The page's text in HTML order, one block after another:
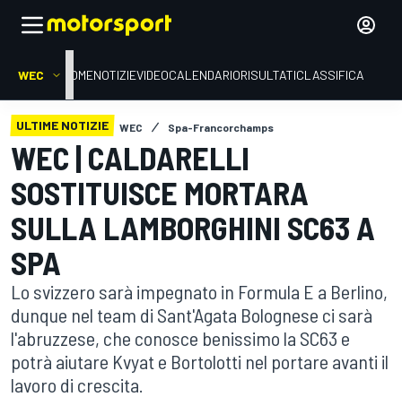
WEC HOMENOTIZIEVIDEOCALENDARIORISULTATICLASSIFICA
ULTIME NOTIZIE WEC Spa-Francorchamps
WEC | CALDARELLI
SOSTITUISCE MORTARA
SULLA LAMBORGHINI SC63 A
SPA
Lo svizzero sarà impegnato in Formula E a Berlino,
dunque nel team di Sant'Agata Bolognese ci sarà
l'abruzzese, che conosce benissimo la SC63 e
potrà aiutare Kvyat e Bortolotti nel portare avanti il
lavoro di crescita.